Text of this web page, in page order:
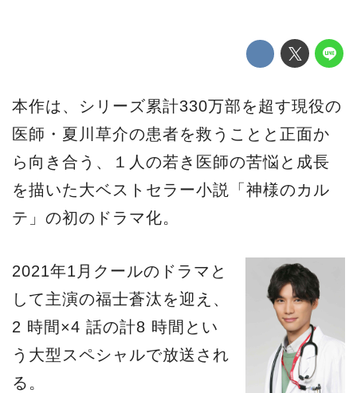
本作は、シリーズ累計330万部を超す現役の
医師・夏川草介の患者を救うことと正面か
ら向き合う、１人の若き医師の苦悩と成長
を描いた大ベストセラー小説「神様のカル
テ」の初のドラマ化。
2021年1月クールのドラマと
して主演の福士蒼汰を迎え、
2 時間×4 話の計8 時間とい
う大型スペシャルで放送され
る。